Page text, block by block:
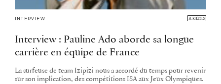
INTERVIEW
Interview : Pauline Ado aborde sa longue
carrière en équipe de France
La surfeuse de team Izipizi nous a accordé du temps pour revenir
sur son implication, des compétitions ISA aux Jeux Olympiques.